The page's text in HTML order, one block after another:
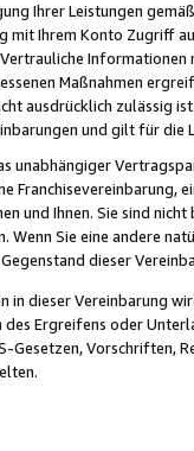
Ihrer Leistungen
mit Ihrem Konto
Maßnahmen
ausdrücklich zulässig
und gilt für die
unabhängiger
Franchisevereinbarung,
und Ihnen. Sie sind
Wenn Sie eine andere
dieser
in dieser Vereinbarung
Ergreifens oder
Vorschriften,